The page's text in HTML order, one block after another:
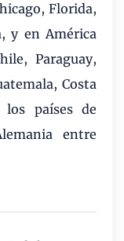
Florida,
y en América
Paraguay,
Costa
los países de
entre